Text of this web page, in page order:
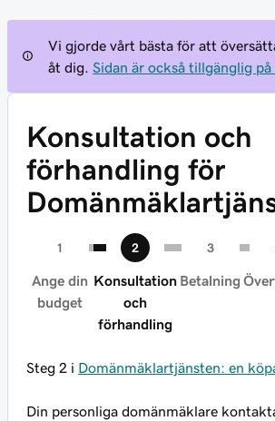
Vi gjorde vårt bästa för att
åt dig.
Sidan är också tillgänglig på
Konsultation och
förhandling för
Ange din
budget
Konsultation
och
förhandling
Betalning
Steg 2 i Domänmäklartjänsten: en
Din personliga domänmäklare